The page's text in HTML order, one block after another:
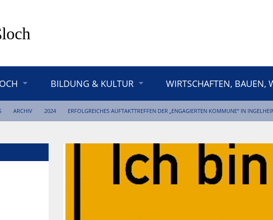
BILDUNG & KULTUR WIRTSCHAFTEN,
ARCHIV 2024 ERFOLGREICHES AUFTAKTTREFFEN DER „ENGAGIERTEN KOMMUNE“ IN